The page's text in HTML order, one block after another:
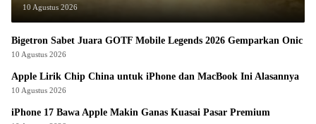
10 Agustus 2026
Bigetron Sabet Juara GOTF Mobile Legends 2026 Gemparkan Onic
10 Agustus 2026
Apple Lirik Chip China untuk iPhone dan MacBook Ini Alasannya
10 Agustus 2026
iPhone 17 Bawa Apple Makin Ganas Kuasai Pasar Premium